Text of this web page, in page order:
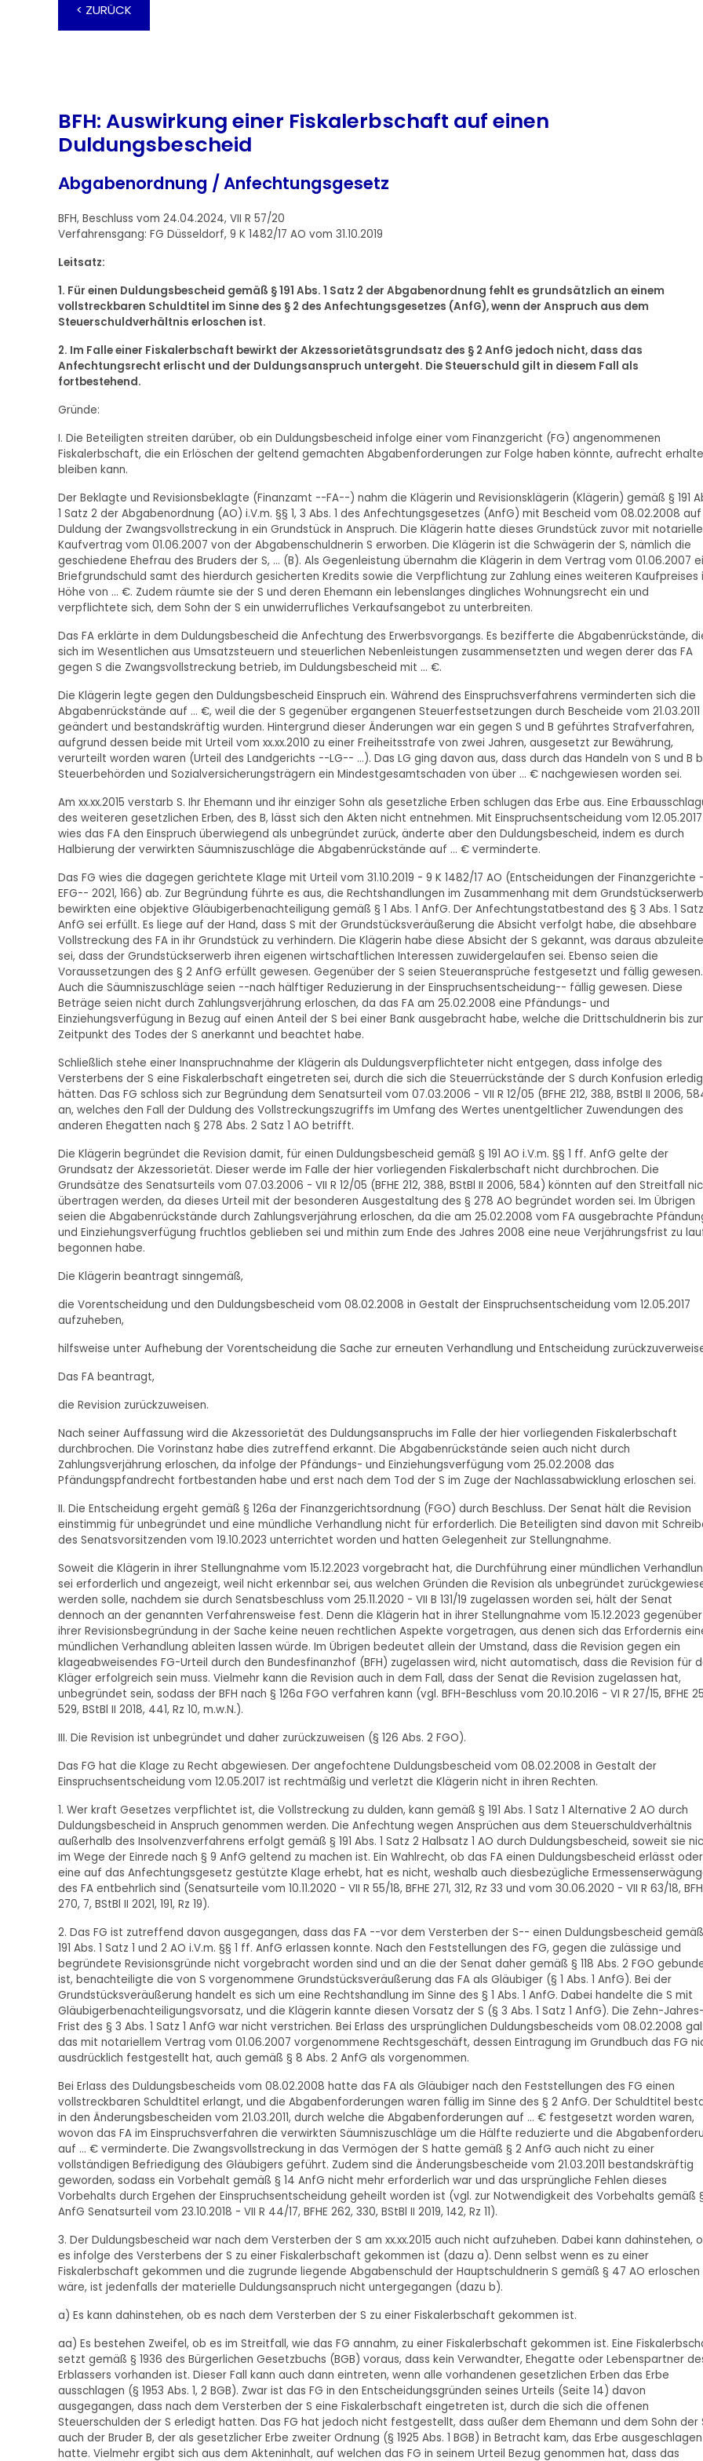
< ZURÜCK
BFH: Auswirkung einer Fiskalerbschaft auf einen
Duldungsbescheid
Abgabenordnung / Anfechtungsgesetz
BFH, Beschluss vom 24.04.2024, VII R 57/20
Verfahrensgang: FG Düsseldorf, 9 K 1482/17 AO vom 31.10.2019
Leitsatz:
1. Für einen Duldungsbescheid gemäß § 191 Abs. 1 Satz 2 der Abgabenordnung fehlt es grundsätzlich an einem
vollstreckbaren Schuldtitel im Sinne des § 2 des Anfechtungsgesetzes (AnfG), wenn der Anspruch aus dem
Steuerschuldverhältnis erloschen ist.
2. Im Falle einer Fiskalerbschaft bewirkt der Akzessorietätsgrundsatz des § 2 AnfG jedoch nicht, dass das
Anfechtungsrecht erlischt und der Duldungsanspruch untergeht. Die Steuerschuld gilt in diesem Fall als
fortbestehend.
Gründe:
I. Die Beteiligten streiten darüber, ob ein Duldungsbescheid infolge einer vom Finanzgericht (FG) angenommenen
Fiskalerbschaft, die ein Erlöschen der geltend gemachten Abgabenforderungen zur Folge haben könnte, aufrecht
bleiben kann.
Der Beklagte und Revisionsbeklagte (Finanzamt --FA--) nahm die Klägerin und Revisionsklägerin (Klägerin) gemäß § 191
1 Satz 2 der Abgabenordnung (AO) i.V.m. §§ 1, 3 Abs. 1 des Anfechtungsgesetzes (AnfG) mit Bescheid vom 08.02.2008 auf
Duldung der Zwangsvollstreckung in ein Grundstück in Anspruch. Die Klägerin hatte dieses Grundstück zuvor mit
Kaufvertrag vom 01.06.2007 von der Abgabenschuldnerin S erworben. Die Klägerin ist die Schwägerin der S, nämlich die
geschiedene Ehefrau des Bruders der S, ... (B). Als Gegenleistung übernahm die Klägerin in dem Vertrag vom 01.06.2007
Briefgrundschuld samt des hierdurch gesicherten Kredits sowie die Verpflichtung zur Zahlung eines weiteren Kaufpreises
Höhe von ... €. Zudem räumte sie der S und deren Ehemann ein lebenslanges dingliches Wohnungsrecht ein und
verpflichtete sich, dem Sohn der S ein unwiderrufliches Verkaufsangebot zu unterbreiten.
Das FA erklärte in dem Duldungsbescheid die Anfechtung des Erwerbsvorgangs. Es bezifferte die Abgabenrückstände,
sich im Wesentlichen aus Umsatzsteuern und steuerlichen Nebenleistungen zusammensetzten und wegen derer das FA
gegen S die Zwangsvollstreckung betrieb, im Duldungsbescheid mit ... €.
Die Klägerin legte gegen den Duldungsbescheid Einspruch ein. Während des Einspruchsverfahrens verminderten sich die
Abgabenrückstände auf ... €, weil die der S gegenüber ergangenen Steuerfestsetzungen durch Bescheide vom 21.03.2011
geändert und bestandskräftig wurden. Hintergrund dieser Änderungen war ein gegen S und B geführtes Strafverfahren,
aufgrund dessen beide mit Urteil vom xx.xx.2010 zu einer Freiheitsstrafe von zwei Jahren, ausgesetzt zur Bewährung,
verurteilt worden waren (Urteil des Landgerichts --LG-- ...). Das LG ging davon aus, dass durch das Handeln von S und B
Steuerbehörden und Sozialversicherungsträgern ein Mindestgesamtschaden von über ... € nachgewiesen worden sei.
Am xx.xx.2015 verstarb S. Ihr Ehemann und ihr einziger Sohn als gesetzliche Erben schlugen das Erbe aus. Eine
des weiteren gesetzlichen Erben, des B, lässt sich den Akten nicht entnehmen. Mit Einspruchsentscheidung vom 12.05.2017
wies das FA den Einspruch überwiegend als unbegründet zurück, änderte aber den Duldungsbescheid, indem es durch
Halbierung der verwirkten Säumniszuschläge die Abgabenrückstände auf ... € verminderte.
Das FG wies die dagegen gerichtete Klage mit Urteil vom 31.10.2019 - 9 K 1482/17 AO (Entscheidungen der Finanzgerichte
EFG-- 2021, 166) ab. Zur Begründung führte es aus, die Rechtshandlungen im Zusammenhang mit dem Grundstückserwerb
bewirkten eine objektive Gläubigerbenachteiligung gemäß § 1 Abs. 1 AnfG. Der Anfechtungstatbestand des § 3 Abs. 1 Satz
AnfG sei erfüllt. Es liege auf der Hand, dass S mit der Grundstücksveräußerung die Absicht verfolgt habe, die absehbare
Vollstreckung des FA in ihr Grundstück zu verhindern. Die Klägerin habe diese Absicht der S gekannt, was daraus
sei, dass der Grundstückserwerb ihren eigenen wirtschaftlichen Interessen zuwidergelaufen sei. Ebenso seien die
Voraussetzungen des § 2 AnfG erfüllt gewesen. Gegenüber der S seien Steueransprüche festgesetzt und fällig gewesen.
Auch die Säumniszuschläge seien --nach hälftiger Reduzierung in der Einspruchsentscheidung-- fällig gewesen. Diese
Beträge seien nicht durch Zahlungsverjährung erloschen, da das FA am 25.02.2008 eine Pfändungs- und
Einziehungsverfügung in Bezug auf einen Anteil der S bei einer Bank ausgebracht habe, welche die Drittschuldnerin bis
Zeitpunkt des Todes der S anerkannt und beachtet habe.
Schließlich stehe einer Inanspruchnahme der Klägerin als Duldungsverpflichteter nicht entgegen, dass infolge des
Versterbens der S eine Fiskalerbschaft eingetreten sei, durch die sich die Steuerrückstände der S durch Konfusion
hätten. Das FG schloss sich zur Begründung dem Senatsurteil vom 07.03.2006 - VII R 12/05 (BFHE 212, 388, BStBl II 2006,
an, welches den Fall der Duldung des Vollstreckungszugriffs im Umfang des Wertes unentgeltlicher Zuwendungen des
anderen Ehegatten nach § 278 Abs. 2 Satz 1 AO betrifft.
Die Klägerin begründet die Revision damit, für einen Duldungsbescheid gemäß § 191 AO i.V.m. §§ 1 ff. AnfG gelte der
Grundsatz der Akzessorietät. Dieser werde im Falle der hier vorliegenden Fiskalerbschaft nicht durchbrochen. Die
Grundsätze des Senatsurteils vom 07.03.2006 - VII R 12/05 (BFHE 212, 388, BStBl II 2006, 584) könnten auf den Streitfall
übertragen werden, da dieses Urteil mit der besonderen Ausgestaltung des § 278 AO begründet worden sei. Im Übrigen
seien die Abgabenrückstände durch Zahlungsverjährung erloschen, da die am 25.02.2008 vom FA ausgebrachte
und Einziehungsverfügung fruchtlos geblieben sei und mithin zum Ende des Jahres 2008 eine neue Verjährungsfrist zu
begonnen habe.
Die Klägerin beantragt sinngemäß,
die Vorentscheidung und den Duldungsbescheid vom 08.02.2008 in Gestalt der Einspruchsentscheidung vom 12.05.2017
aufzuheben,
hilfsweise unter Aufhebung der Vorentscheidung die Sache zur erneuten Verhandlung und Entscheidung
Das FA beantragt,
die Revision zurückzuweisen.
Nach seiner Auffassung wird die Akzessorietät des Duldungsanspruchs im Falle der hier vorliegenden Fiskalerbschaft
durchbrochen. Die Vorinstanz habe dies zutreffend erkannt. Die Abgabenrückstände seien auch nicht durch
Zahlungsverjährung erloschen, da infolge der Pfändungs- und Einziehungsverfügung vom 25.02.2008 das
Pfändungspfandrecht fortbestanden habe und erst nach dem Tod der S im Zuge der Nachlassabwicklung erloschen sei.
II. Die Entscheidung ergeht gemäß § 126a der Finanzgerichtsordnung (FGO) durch Beschluss. Der Senat hält die Revision
einstimmig für unbegründet und eine mündliche Verhandlung nicht für erforderlich. Die Beteiligten sind davon mit
des Senatsvorsitzenden vom 19.10.2023 unterrichtet worden und hatten Gelegenheit zur Stellungnahme.
Soweit die Klägerin in ihrer Stellungnahme vom 15.12.2023 vorgebracht hat, die Durchführung einer mündlichen
sei erforderlich und angezeigt, weil nicht erkennbar sei, aus welchen Gründen die Revision als unbegründet
werden solle, nachdem sie durch Senatsbeschluss vom 25.11.2020 - VII B 131/19 zugelassen worden sei, hält der Senat
dennoch an der genannten Verfahrensweise fest. Denn die Klägerin hat in ihrer Stellungnahme vom 15.12.2023 gegenüber
ihrer Revisionsbegründung in der Sache keine neuen rechtlichen Aspekte vorgetragen, aus denen sich das Erfordernis
mündlichen Verhandlung ableiten lassen würde. Im Übrigen bedeutet allein der Umstand, dass die Revision gegen ein
klageabweisendes FG-Urteil durch den Bundesfinanzhof (BFH) zugelassen wird, nicht automatisch, dass die Revision für
Kläger erfolgreich sein muss. Vielmehr kann die Revision auch in dem Fall, dass der Senat die Revision zugelassen hat,
unbegründet sein, sodass der BFH nach § 126a FGO verfahren kann (vgl. BFH-Beschluss vom 20.10.2016 - VI R 27/15, BFHE
529, BStBl II 2018, 441, Rz 10, m.w.N.).
III. Die Revision ist unbegründet und daher zurückzuweisen (§ 126 Abs. 2 FGO).
Das FG hat die Klage zu Recht abgewiesen. Der angefochtene Duldungsbescheid vom 08.02.2008 in Gestalt der
Einspruchsentscheidung vom 12.05.2017 ist rechtmäßig und verletzt die Klägerin nicht in ihren Rechten.
1. Wer kraft Gesetzes verpflichtet ist, die Vollstreckung zu dulden, kann gemäß § 191 Abs. 1 Satz 1 Alternative 2 AO durch
Duldungsbescheid in Anspruch genommen werden. Die Anfechtung wegen Ansprüchen aus dem Steuerschuldverhältnis
außerhalb des Insolvenzverfahrens erfolgt gemäß § 191 Abs. 1 Satz 2 Halbsatz 1 AO durch Duldungsbescheid, soweit sie
im Wege der Einrede nach § 9 AnfG geltend zu machen ist. Ein Wahlrecht, ob das FA einen Duldungsbescheid erlässt oder
eine auf das Anfechtungsgesetz gestützte Klage erhebt, hat es nicht, weshalb auch diesbezügliche
des FA entbehrlich sind (Senatsurteile vom 10.11.2020 - VII R 55/18, BFHE 271, 312, Rz 33 und vom 30.06.2020 - VII R 63/18,
270, 7, BStBl II 2021, 191, Rz 19).
2. Das FG ist zutreffend davon ausgegangen, dass das FA --vor dem Versterben der S-- einen Duldungsbescheid
191 Abs. 1 Satz 1 und 2 AO i.V.m. §§ 1 ff. AnfG erlassen konnte. Nach den Feststellungen des FG, gegen die zulässige und
begründete Revisionsgründe nicht vorgebracht worden sind und an die der Senat daher gemäß § 118 Abs. 2 FGO
ist, benachteiligte die von S vorgenommene Grundstücksveräußerung das FA als Gläubiger (§ 1 Abs. 1 AnfG). Bei der
Grundstücksveräußerung handelt es sich um eine Rechtshandlung im Sinne des § 1 Abs. 1 AnfG. Dabei handelte die S mit
Gläubigerbenachteiligungsvorsatz, und die Klägerin kannte diesen Vorsatz der S (§ 3 Abs. 1 Satz 1 AnfG). Die Zehn-Jahres-
Frist des § 3 Abs. 1 Satz 1 AnfG war nicht verstrichen. Bei Erlass des ursprünglichen Duldungsbescheids vom 08.02.2008
das mit notariellem Vertrag vom 01.06.2007 vorgenommene Rechtsgeschäft, dessen Eintragung im Grundbuch das FG
ausdrücklich festgestellt hat, auch gemäß § 8 Abs. 2 AnfG als vorgenommen.
Bei Erlass des Duldungsbescheids vom 08.02.2008 hatte das FA als Gläubiger nach den Feststellungen des FG einen
vollstreckbaren Schuldtitel erlangt, und die Abgabenforderungen waren fällig im Sinne des § 2 AnfG. Der Schuldtitel
in den Änderungsbescheiden vom 21.03.2011, durch welche die Abgabenforderungen auf ... € festgesetzt worden waren,
wovon das FA im Einspruchsverfahren die verwirkten Säumniszuschläge um die Hälfte reduzierte und die
auf ... € verminderte. Die Zwangsvollstreckung in das Vermögen der S hatte gemäß § 2 AnfG auch nicht zu einer
vollständigen Befriedigung des Gläubigers geführt. Zudem sind die Änderungsbescheide vom 21.03.2011 bestandskräftig
geworden, sodass ein Vorbehalt gemäß § 14 AnfG nicht mehr erforderlich war und das ursprüngliche Fehlen dieses
Vorbehalts durch Ergehen der Einspruchsentscheidung geheilt worden ist (vgl. zur Notwendigkeit des Vorbehalts gemäß
AnfG Senatsurteil vom 23.10.2018 - VII R 44/17, BFHE 262, 330, BStBl II 2019, 142, Rz 11).
3. Der Duldungsbescheid war nach dem Versterben der S am xx.xx.2015 auch nicht aufzuheben. Dabei kann dahinstehen,
es infolge des Versterbens der S zu einer Fiskalerbschaft gekommen ist (dazu a). Denn selbst wenn es zu einer
Fiskalerbschaft gekommen und die zugrunde liegende Abgabenschuld der Hauptschuldnerin S gemäß § 47 AO erloschen
wäre, ist jedenfalls der materielle Duldungsanspruch nicht untergegangen (dazu b).
a) Es kann dahinstehen, ob es nach dem Versterben der S zu einer Fiskalerbschaft gekommen ist.
aa) Es bestehen Zweifel, ob es im Streitfall, wie das FG annahm, zu einer Fiskalerbschaft gekommen ist. Eine
setzt gemäß § 1936 des Bürgerlichen Gesetzbuchs (BGB) voraus, dass kein Verwandter, Ehegatte oder Lebenspartner
Erblassers vorhanden ist. Dieser Fall kann auch dann eintreten, wenn alle vorhandenen gesetzlichen Erben das Erbe
ausschlagen (§ 1953 Abs. 1, 2 BGB). Zwar ist das FG in den Entscheidungsgründen seines Urteils (Seite 14) davon
ausgegangen, dass nach dem Versterben der S eine Fiskalerbschaft eingetreten ist, durch die sich die offenen
Steuerschulden der S erledigt hatten. Das FG hat jedoch nicht festgestellt, dass außer dem Ehemann und dem Sohn der
auch der Bruder B, der als gesetzlicher Erbe zweiter Ordnung (§ 1925 Abs. 1 BGB) in Betracht kam, das Erbe ausgeschlagen
hatte. Vielmehr ergibt sich aus dem Akteninhalt, auf welchen das FG in seinem Urteil Bezug genommen hat, dass das